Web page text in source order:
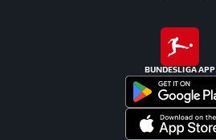
BUNDESLIGA APP